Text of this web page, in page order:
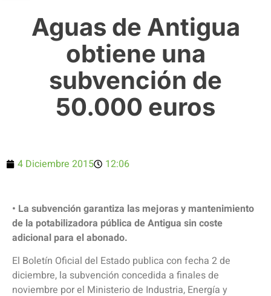
Aguas de Antigua
obtiene una
subvención de
50.000 euros
4 Diciembre 2015 12:06
• La subvención garantiza las mejoras y mantenimiento
de la potabilizadora pública de Antigua sin coste
adicional para el abonado.
El Boletín Oficial del Estado publica con fecha 2 de
diciembre, la subvención concedida a finales de
noviembre por el Ministerio de Industria, Energía y